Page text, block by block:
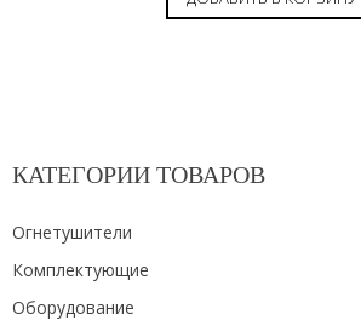
КАТЕГОРИИ ТОВАРОВ
Огнетушители
Комплектующие
Оборудование